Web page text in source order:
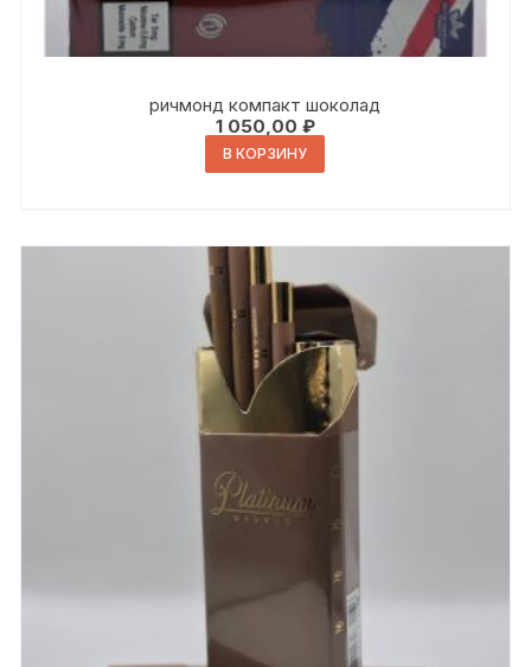
ричмонд компакт шоколад
1 050,00 ₽
В КОРЗИНУ